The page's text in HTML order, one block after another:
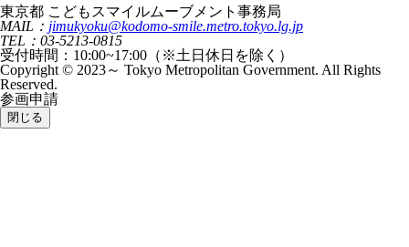
東京都 こどもスマイルムーブメント事務局
MAIL： jimukyoku@kodomo-smile.metro.tokyo.lg.jp
TEL：03-5213-0815
受付時間：10:00~17:00（※土日休日を除く）
Copyright © 2023～ Tokyo Metropolitan Government. All Rights
Reserved.
参画申請
閉じる